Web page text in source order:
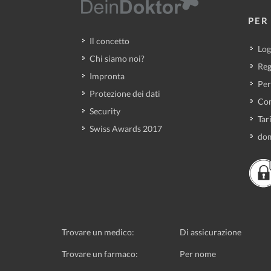
Il concetto
Chi siamo noi?
Impronta
Protezione dei dati
Security
Swiss Awards 2017
Trovare un medico: Di assicurazione
Trovare un farmaco: Per nome